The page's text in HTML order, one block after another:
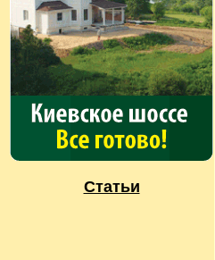
Статьи